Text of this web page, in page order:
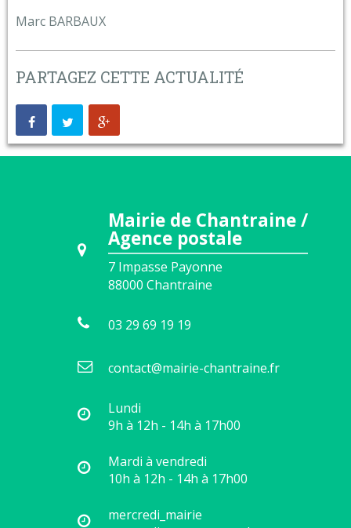
Marc BARBAUX
PARTAGEZ CETTE ACTUALITÉ
Mairie de Chantraine /
Agence postale
7 Impasse Payonne
88000 Chantraine
03 29 69 19 19
contact@mairie-chantraine.fr
Lundi
9h à 12h - 14h à 17h00
Mardi à vendredi
10h à 12h - 14h à 17h00
mercredi_mairie